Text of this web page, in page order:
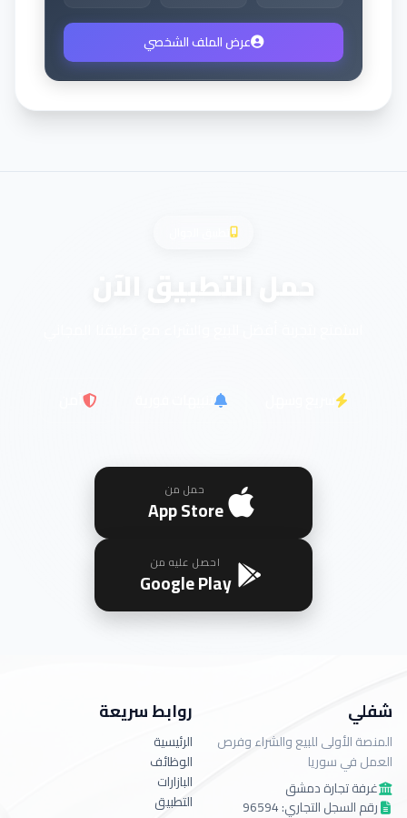
عرض الملف الشخصي
حمل التطبيق الآن
حمل من
App Store
احصل عليه من
Google Play
شفلي
المنصة الأولى للبيع والشراء وفرص
العمل في سوريا
غرفة تجارة دمشق
رقم السجل التجاري: 96594
روابط سريعة
الرئيسية
الوظائف
البازارات
التطبيق